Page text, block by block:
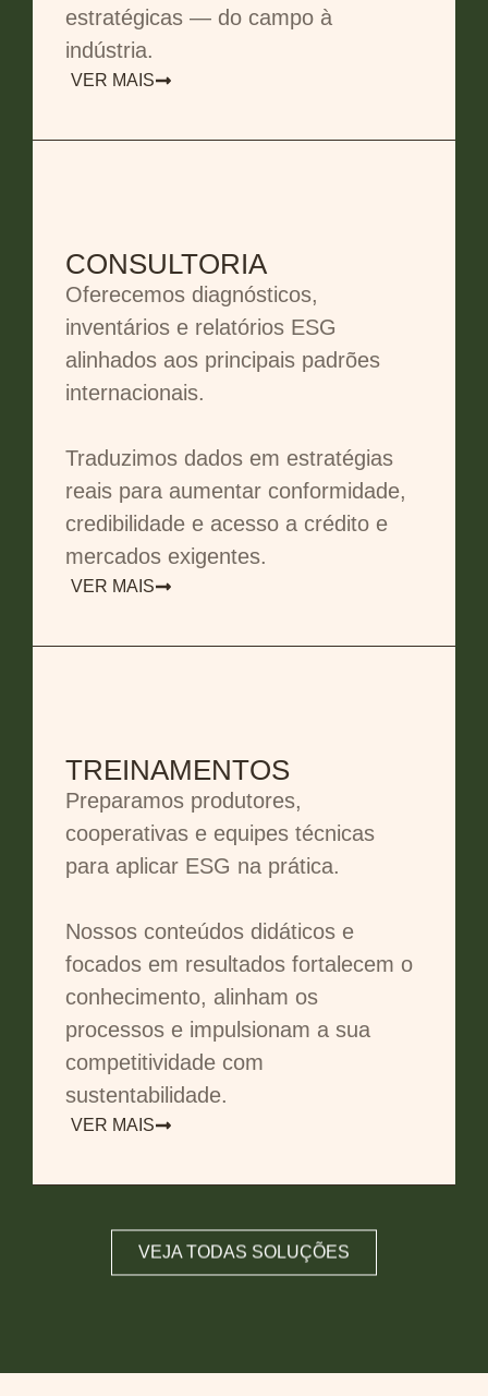
estratégicas — do campo à
indústria.
VER MAIS
CONSULTORIA
Oferecemos diagnósticos,
inventários e relatórios ESG
alinhados aos principais padrões
internacionais.
Traduzimos dados em estratégias
reais para aumentar conformidade,
credibilidade e acesso a crédito e
mercados exigentes.
VER MAIS
TREINAMENTOS
Preparamos produtores,
cooperativas e equipes técnicas
para aplicar ESG na prática.
Nossos conteúdos didáticos e
focados em resultados fortalecem o
conhecimento, alinham os
processos e impulsionam a sua
competitividade com
sustentabilidade.
VER MAIS
VEJA TODAS SOLUÇÕES